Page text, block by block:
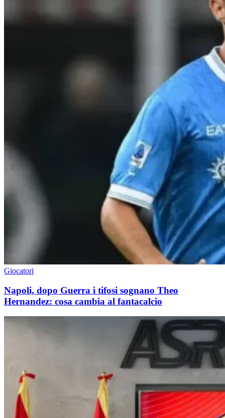
Giocatori
Napoli, dopo Guerra i tifosi sognano Theo
Hernandez: cosa cambia al fantacalcio